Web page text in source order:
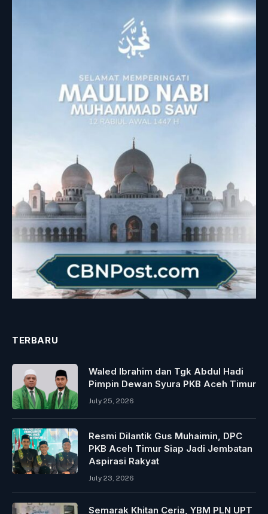
TERBARU
Waled Ibrahim dan Tgk Abdul Hadi
Pimpin Dewan Syura PKB Aceh Timur
July 25, 2026
Resmi Dilantik Gus Muhaimin, DPC
PKB Aceh Timur Siap Jadi Jembatan
Aspirasi Rakyat
July 23, 2026
Semarak Khitan Ceria, YBM PLN UPT